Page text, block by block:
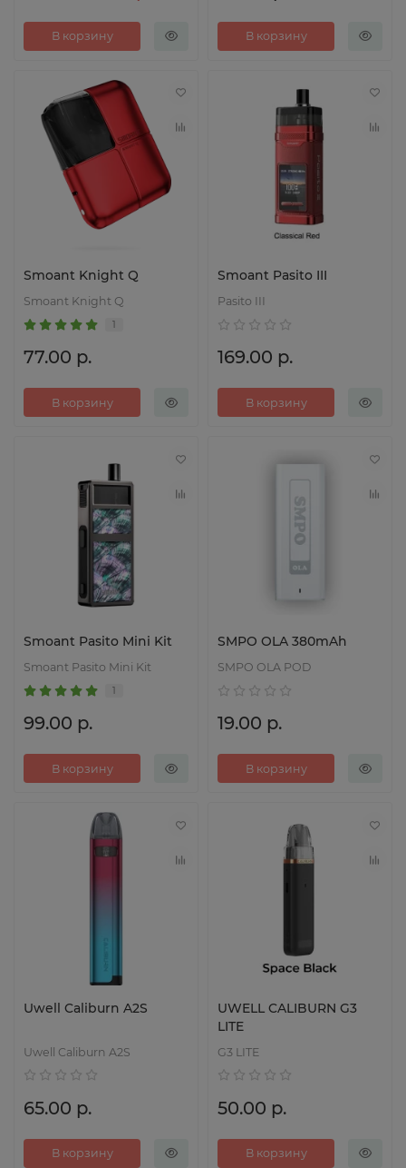
В корзину В корзину
Smoant Knight Q
Smoant Knight Q
1
77.00 р.
В корзину
Smoant Pasito III
Pasito III
169.00 р.
В корзину
Smoant Pasito Mini Kit
Smoant Pasito Mini Kit
99.00 р.
В корзину
SMPO OLA 380mAh
SMPO OLA POD
19.00 р.
В корзину
Uwell Caliburn A2S
Uwell Caliburn A2S
65.00 р.
В корзину
UWELL CALIBURN G3
LITE
G3 LITE
50.00 р.
В корзину